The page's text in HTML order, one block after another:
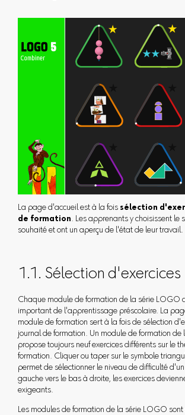
La page d'accueil est à la fois sélection
de formation. Les apprenants y choisissent le
souhaité et ont un aperçu de l'état de leur travail.
1.1. Sélection d'exercices
Chaque module de formation de la série LOGO
important de l'apprentissage préscolaire. La
module de formation sert à la fois de sélection
journal de formation. Un module de formation de
propose toujours neuf exercices différents sur le
formation. Cliquer ou taper sur le symbole
permet de sélectionner le niveau de difficulté
gauche vers le bas à droite, les exercices
exigeants.
Les modules de formation de la série LOGO sont